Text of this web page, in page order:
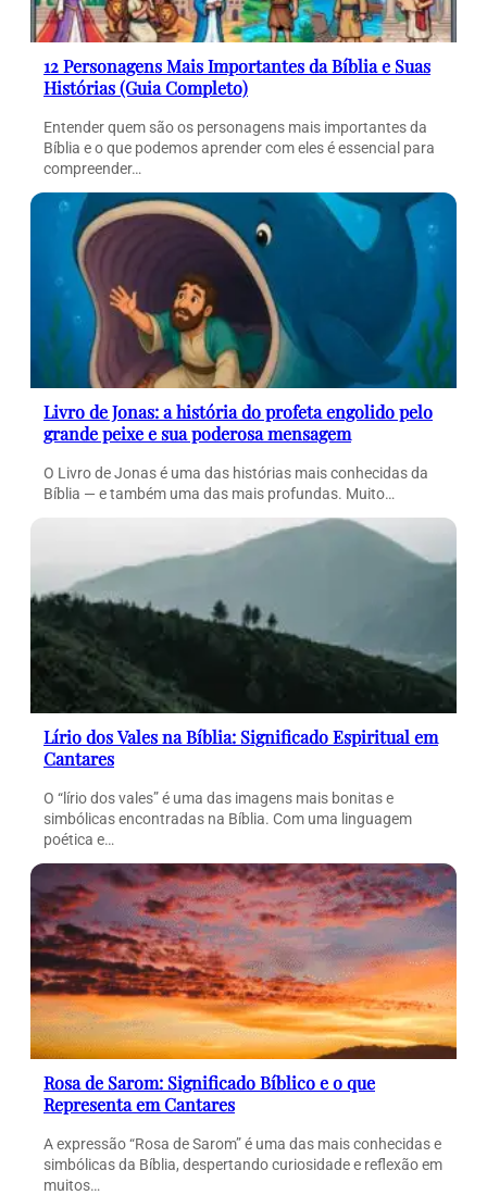
12 Personagens Mais Importantes da Bíblia e Suas
Histórias (Guia Completo)
Entender quem são os personagens mais importantes da
Bíblia e o que podemos aprender com eles é essencial para
compreender…
Livro de Jonas: a história do profeta engolido pelo
grande peixe e sua poderosa mensagem
O Livro de Jonas é uma das histórias mais conhecidas da
Bíblia — e também uma das mais profundas. Muito…
Lírio dos Vales na Bíblia: Significado Espiritual em
Cantares
O “lírio dos vales” é uma das imagens mais bonitas e
simbólicas encontradas na Bíblia. Com uma linguagem
poética e…
Rosa de Sarom: Significado Bíblico e o que
Representa em Cantares
A expressão “Rosa de Sarom” é uma das mais conhecidas e
simbólicas da Bíblia, despertando curiosidade e reflexão em
muitos…